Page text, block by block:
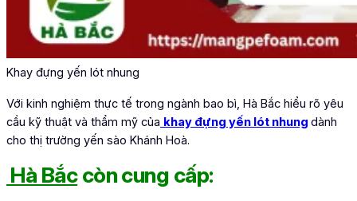
Khay đựng yến lót nhung
Với kinh nghiệm thực tế trong ngành bao bì, Hà Bắc hiểu rõ yêu
cầu kỹ thuật và thẩm mỹ của khay đựng yến lót nhung dành
cho thị trường yến sào Khánh Hoà.
Hà Bắccòn cung cấp: